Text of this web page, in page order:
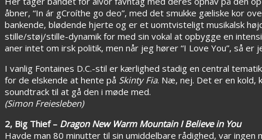
åbner, “In ár gCroíthe go deo”, med det smukke gæliske kor
bankende, blødende hjerte og er et uomtvisteligt musikalsk
stille/støj/stille-dynamik for med sin vokal at opbygge en
aner intet om irsk politik, men når jeg hører “I Love You”, så
I vanlig Fontaines D.C.-stil er kærlighed stadig en central
for de elskende at hente på Skinty Fia. Næ, nej. Det er en kold,
soundtrack til at gå den i møde med.
(Simon Freiesleben)
2, Big Thief – Dragon New Warm Mountain I Believe in You
Havde man 80 minutter til sin umiddelbare rådighed, var